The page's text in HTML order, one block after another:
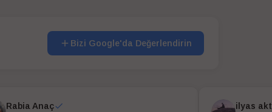
Bizi Google'da Değerlendirin
Rabia Anaç ilyas